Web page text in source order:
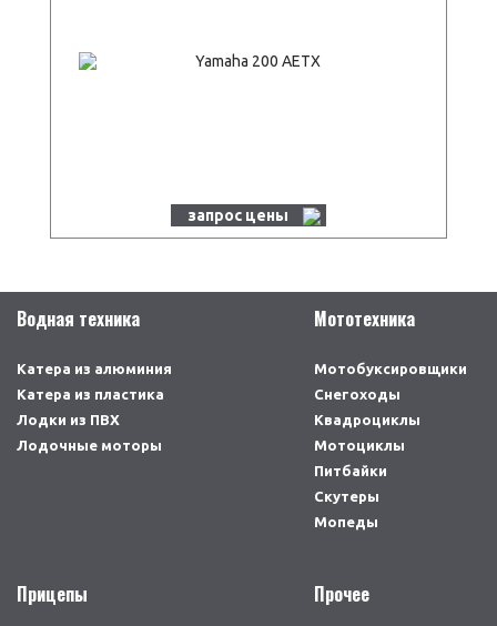
запрос цены
Водная техника
Катера из алюминия
Катера из пластика
Лодки из ПВХ
Лодочные моторы
Мототехника
Мотобуксировщики
Снегоходы
Квадроциклы
Мотоциклы
Питбайки
Скутеры
Мопеды
Прицепы Прочее